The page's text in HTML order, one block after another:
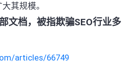
其规模。
文档，被指欺骗SEO行业多
articles/66749